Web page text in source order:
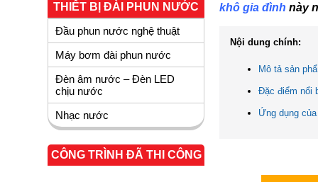
khô gia đình này
Nội dung chính:
Mô tả sản
Đặc điểm nổi
Ứng dụng
THIẾT BỊ ĐÀI PHUN NƯỚC
Đầu phun nước nghệ thuật
Máy bơm đài phun nước
Đèn âm nước – Đèn LED
chịu nước
Nhạc nước
CÔNG TRÌNH ĐÃ THI CÔNG